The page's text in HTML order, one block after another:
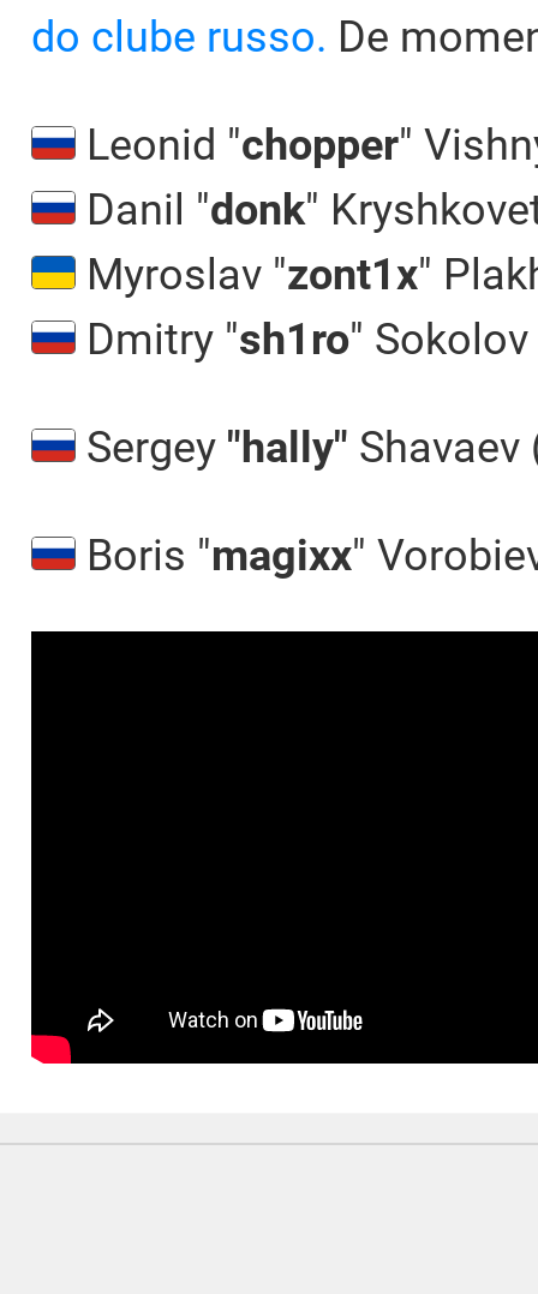
do clube russo. De
Leonid "⁠chopper⁠"
Danil "⁠donk⁠"
Myroslav "⁠zont1x⁠"
Dmitry "sh1ro" Sokolov
Sergey "⁠hally⁠" Shavaev
Boris "⁠magixx⁠"